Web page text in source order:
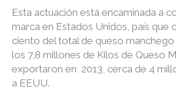
Esta actuación está encaminada a
marca en Estados Unidos, país que
ciento del total de queso
los 7,8 millones de Kilos de Queso
exportaron en 2013, cerca de 4
a EEUU.